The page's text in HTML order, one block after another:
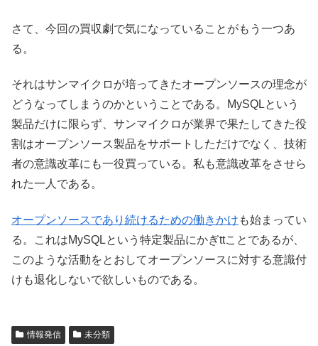
さて、今回の買収劇で気になっていることがもう一つあ
る。
それはサンマイクロが培ってきたオープンソースの理念が
どうなってしまうのかということである。MySQLという
製品だけに限らず、サンマイクロが業界で果たしてきた役
割はオープンソース製品をサポートしただけでなく、技術
者の意識改革にも一役買っている。私も意識改革をさせら
れた一人である。
オープンソースであり続けるための働きかけ も始まってい
る。これはMySQLという特定製品にかぎttことであるが、
このような活動をとおしてオープンソースに対する意識付
けも退化しないで欲しいものである。
情報発信 未分類